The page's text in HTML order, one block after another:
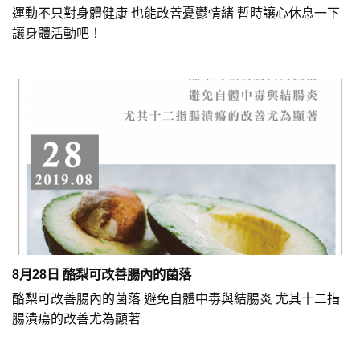
運動不只對身體健康 也能改善憂鬱情緒 暫時讓心休息一下
讓身體活動吧！
8月28日 酪梨可改善腸內的菌落
酪梨可改善腸內的菌落 避免自體中毒與結腸炎 尤其十二指
腸潰瘍的改善尤為顯著